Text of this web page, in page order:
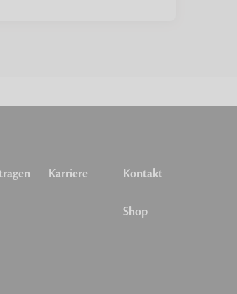
Karriere Kontakt
Shop